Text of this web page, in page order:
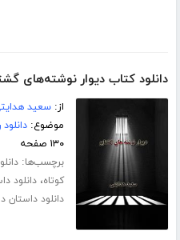
دانلود کتاب دیوار نوشته‌های
از:سعید
موضوع:
۱۳۰ صفحه
برچسب‌ها:
کوتاه،دانلود
دانلود داستان